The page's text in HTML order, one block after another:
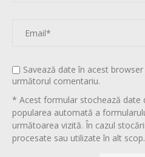
Savează date în acest
următorul comentariu.
* Acest formular stochează date
popularea automată a
următoarea vizită. În cazul
procesate sau utilizate în alt scop.